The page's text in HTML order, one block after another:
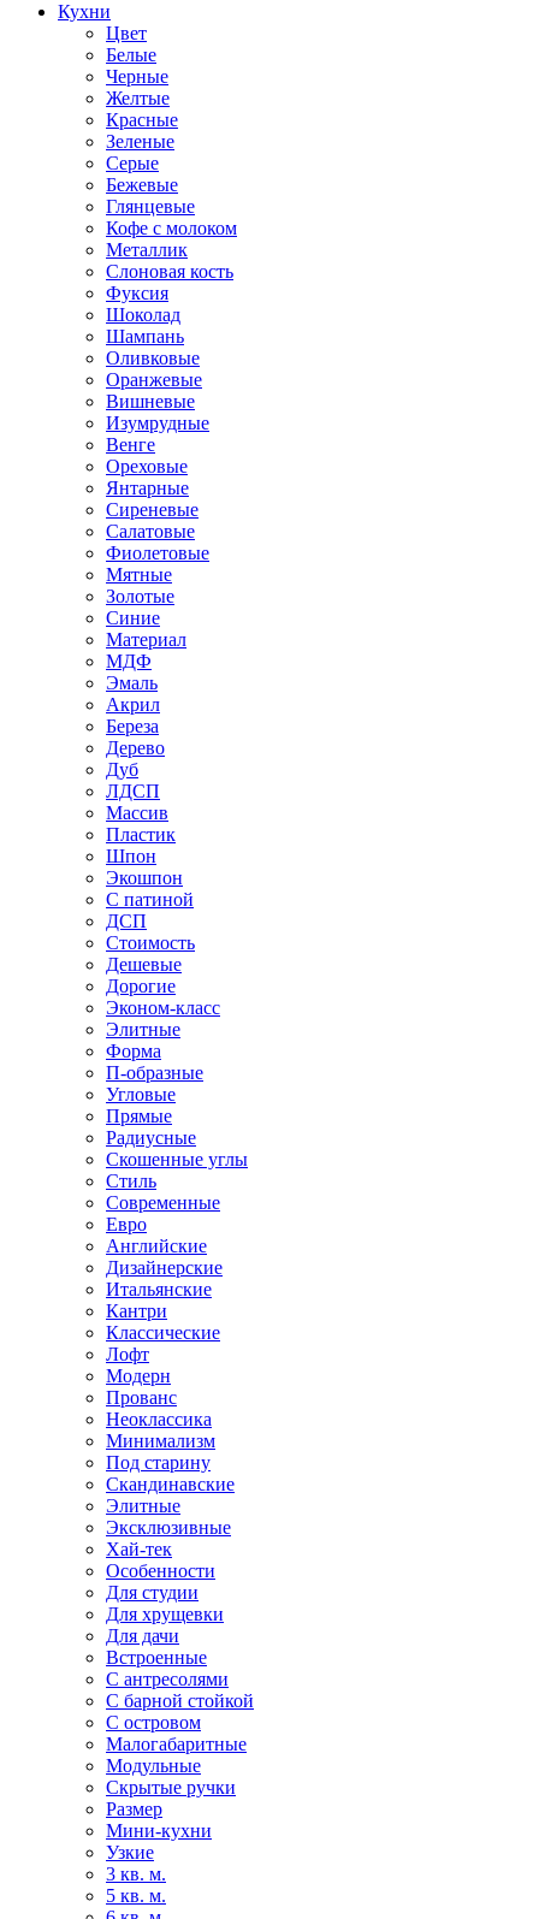
Кухни
Цвет
Белые
Черные
Желтые
Красные
Зеленые
Серые
Бежевые
Глянцевые
Кофе с молоком
Металлик
Слоновая кость
Фуксия
Шоколад
Шампань
Оливковые
Оранжевые
Вишневые
Изумрудные
Венге
Ореховые
Янтарные
Сиреневые
Салатовые
Фиолетовые
Мятные
Золотые
Синие
Материал
МДФ
Эмаль
Акрил
Береза
Дерево
Дуб
ЛДСП
Массив
Пластик
Шпон
Экошпон
С патиной
ДСП
Стоимость
Дешевые
Дорогие
Эконом-класс
Элитные
Форма
П-образные
Угловые
Прямые
Радиусные
Скошенные углы
Стиль
Современные
Евро
Английские
Дизайнерские
Итальянские
Кантри
Классические
Лофт
Модерн
Прованс
Неоклассика
Минимализм
Под старину
Скандинавские
Элитные
Эксклюзивные
Хай-тек
Особенности
Для студии
Для хрущевки
Для дачи
Встроенные
С антресолями
С барной стойкой
С островом
Малогабаритные
Модульные
Скрытые ручки
Размер
Мини-кухни
Узкие
3 кв. м.
5 кв. м.